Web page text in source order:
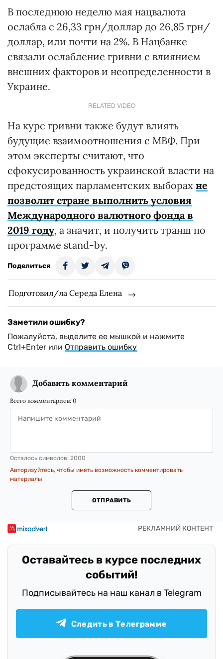
В последнюю неделю мая нацвалюта
ослабла с 26,33 грн/доллар до 26,85 грн/
доллар, или почти на 2%. В Нацбанке
связали ослабление гривни с влиянием
внешних факторов и неопределенности в
Украине.
RELATED VIDEO
На курс гривни также будут влиять
будущие взаимоотношения с МВФ. При
этом эксперты считают, что
сфокусированность украинской власти на
предстоящих парламентских выборах не
позволит стране выполнить условия
Международного валютного фонда в
2019 году, а значит, и получить транш по
программе stand-by.
Поделиться
Подготовил/ла Середа Елена
Заметили ошибку?
Пожалуйста, выделите ее мышкой и нажмите
Ctrl+Enter или Отправить ошибку
Добавить комментарий
Всего комментариев: 0
Осталось символов: 2000
Авторизуйтесь, чтобы иметь возможность комментировать
материалы
ОТПРАВИТЬ
Оставайтесь в курсе последних
событий!
Подписывайтесь на наш канал в Telegram
Следить в Телеграмме